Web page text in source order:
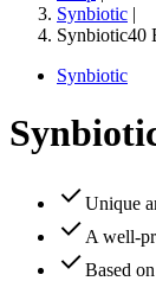
Synbiotic |
Synbiotic40
Synbiotic
Unique
A well-
Based